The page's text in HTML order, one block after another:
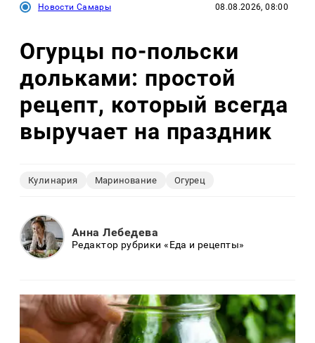
Новости Самары 08.08.2026, 08:00
Огурцы по‑польски
дольками: простой
рецепт, который всегда
выручает на праздник
Кулинария Маринование Огурец
Анна Лебедева
Редактор рубрики «Еда и рецепты»